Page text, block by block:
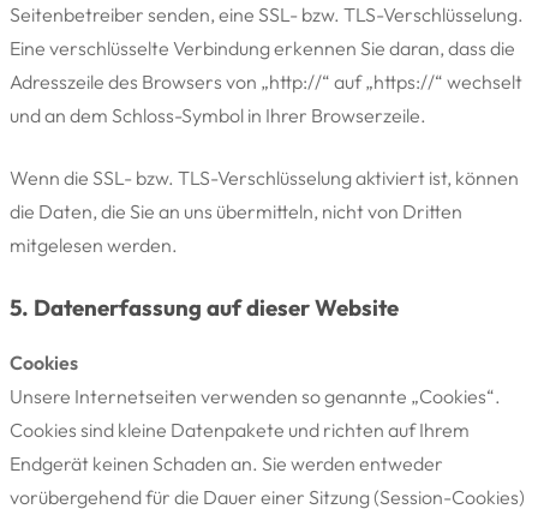
Seitenbetreiber senden, eine SSL- bzw. TLS-Verschlüsselung.
Eine verschlüsselte Verbindung erkennen Sie daran, dass die
Adresszeile des Browsers von „http://“ auf „https://“ wechselt
und an dem Schloss-Symbol in Ihrer Browserzeile.
Wenn die SSL- bzw. TLS-Verschlüsselung aktiviert ist, können
die Daten, die Sie an uns übermitteln, nicht von Dritten
mitgelesen werden.
5. Datenerfassung auf dieser Website
Cookies
Unsere Internetseiten verwenden so genannte „Cookies“.
Cookies sind kleine Datenpakete und richten auf Ihrem
Endgerät keinen Schaden an. Sie werden entweder
vorübergehend für die Dauer einer Sitzung (Session-Cookies)